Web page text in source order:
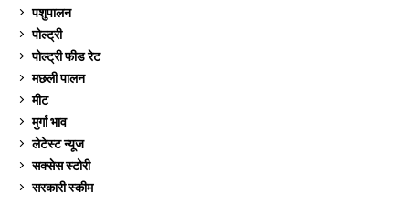
पशुपालन
पोल्ट्री
पोल्ट्री फीड रेट
मछली पालन
मीट
मुर्गा भाव
लेटेस्ट न्यूज
सक्सेस स्टो‍री
सरकारी स्की‍म